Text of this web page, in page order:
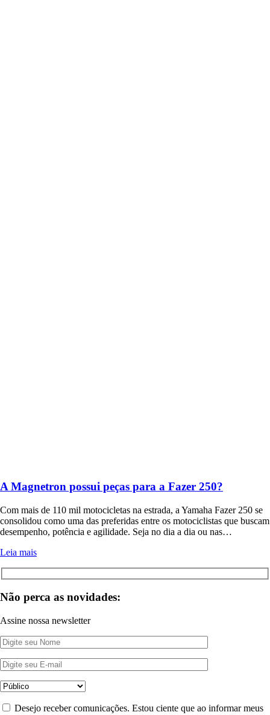
A Magnetron possui peças para a Fazer 250?
Com mais de 110 mil motocicletas na estrada, a Yamaha Fazer 250 se
consolidou como uma das preferidas entre os motociclistas que buscam
desempenho, potência e agilidade. Seja no dia a dia ou nas…
Leia mais
Não perca as novidades:
Assine nossa newsletter
Desejo receber comunicações. Estou ciente que ao informar meus